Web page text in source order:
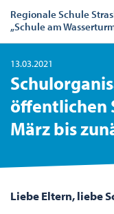
Regionale Schule
„Schule am
13.03.2021
öffentlichen
März bis
Liebe Eltern, liebe